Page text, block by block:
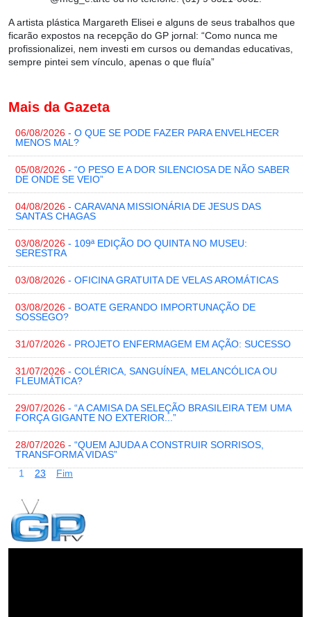
A artista plástica Margareth Elisei e alguns de seus trabalhos que
ficarão expostos na recepção do GP jornal: “Como nunca me
profissionalizei, nem investi em cursos ou demandas educativas,
sempre pintei sem vínculo, apenas o que fluía”
Mais da Gazeta
06/08/2026 - O QUE SE PODE FAZER PARA ENVELHECER
MENOS MAL?
05/08/2026 - “O PESO E A DOR SILENCIOSA DE NÃO SABER
DE ONDE SE VEIO”
04/08/2026 - CARAVANA MISSIONÁRIA DE JESUS DAS
SANTAS CHAGAS
03/08/2026 - 109ª EDIÇÃO DO QUINTA NO MUSEU:
SERESTRA
03/08/2026 - OFICINA GRATUITA DE VELAS AROMÁTICAS
03/08/2026 - BOATE GERANDO IMPORTUNAÇÃO DE
SOSSEGO?
31/07/2026 - PROJETO ENFERMAGEM EM AÇÃO: SUCESSO
31/07/2026 - COLÉRICA, SANGUÍNEA, MELANCÓLICA OU
FLEUMÁTICA?
29/07/2026 - “A CAMISA DA SELEÇÃO BRASILEIRA TEM UMA
FORÇA GIGANTE NO EXTERIOR...”
28/07/2026 - “QUEM AJUDA A CONSTRUIR SORRISOS,
TRANSFORMA VIDAS”
1
23 Fim